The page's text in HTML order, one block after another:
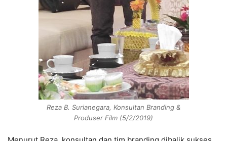
Reza B. Surianegara, Konsultan Branding &
Produser Film (5/2/2019)